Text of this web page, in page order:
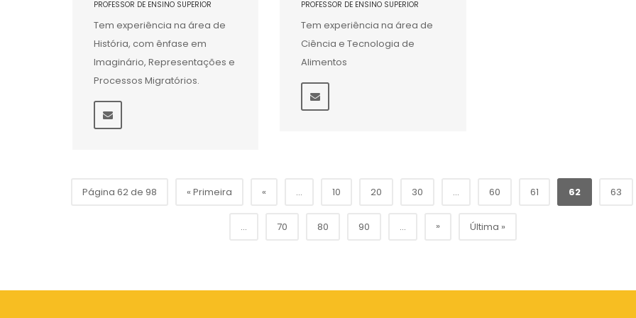
PROFESSOR DE ENSINO SUPERIOR
Tem experiência na área de
História, com ênfase em
Imaginário, Representações e
Processos Migratórios.
PROFESSOR DE ENSINO SUPERIOR
Tem experiência na área de
Ciência e Tecnologia de
Alimentos
Página 62 de 98 « Primeira « ... 10 20 30 ... 60 61 62 63
... 70 80 90 ... » Última »